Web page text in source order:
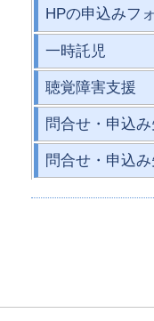
HPの申込みフ
一時託児
聴覚障害支援
問合せ・申込
問合せ・申込